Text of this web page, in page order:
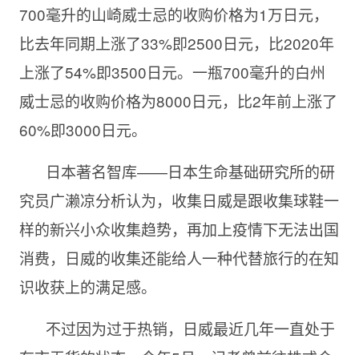
700毫升的山崎威士忌的收购价格为1万日元，
比去年同期上涨了33%即2500日元，比2020年
上涨了54%即3500日元。一瓶700毫升的白州
威士忌的收购价格为8000日元，比2年前上涨了
60%即3000日元。
日本著名智库——日本生命基础研究所的研
究员广濑凉分析认为，收集日威是跟收集球鞋一
样的新兴小众收集趋势，再加上疫情下无法出国
消费，日威的收集还能给人一种代替旅行的在知
识收获上的满足感。
不过因为过于热销，日威最近几年一直处于